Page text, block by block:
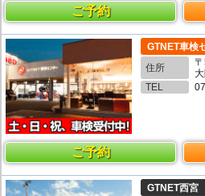
ご予約
GTNET車検
住所
TEL
ご予約
GTNET西宮